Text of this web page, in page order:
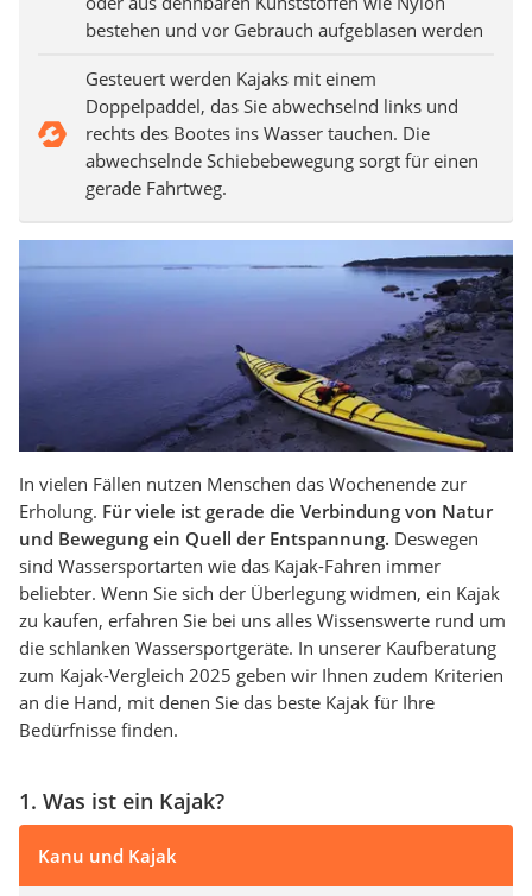
bestehen und vor Gebrauch aufgeblasen werden
Gesteuert werden Kajaks mit einem
Doppelpaddel, das Sie abwechselnd links und
rechts des Bootes ins Wasser tauchen. Die
abwechselnde Schiebebewegung sorgt für einen
gerade Fahrtweg.
In vielen Fällen nutzen Menschen das Wochenende zur
Erholung. Für viele ist gerade die Verbindung von Natur
und Bewegung ein Quell der Entspannung. Deswegen
sind Wassersportarten wie das Kajak-Fahren immer
beliebter. Wenn Sie sich der Überlegung widmen, ein Kajak
zu kaufen, erfahren Sie bei uns alles Wissenswerte rund um
die schlanken Wassersportgeräte. In unserer Kaufberatung
zum Kajak-Vergleich 2025 geben wir Ihnen zudem Kriterien
an die Hand, mit denen Sie das beste Kajak für Ihre
Bedürfnisse finden.
1. Was ist ein Kajak?
Kanu und Kajak